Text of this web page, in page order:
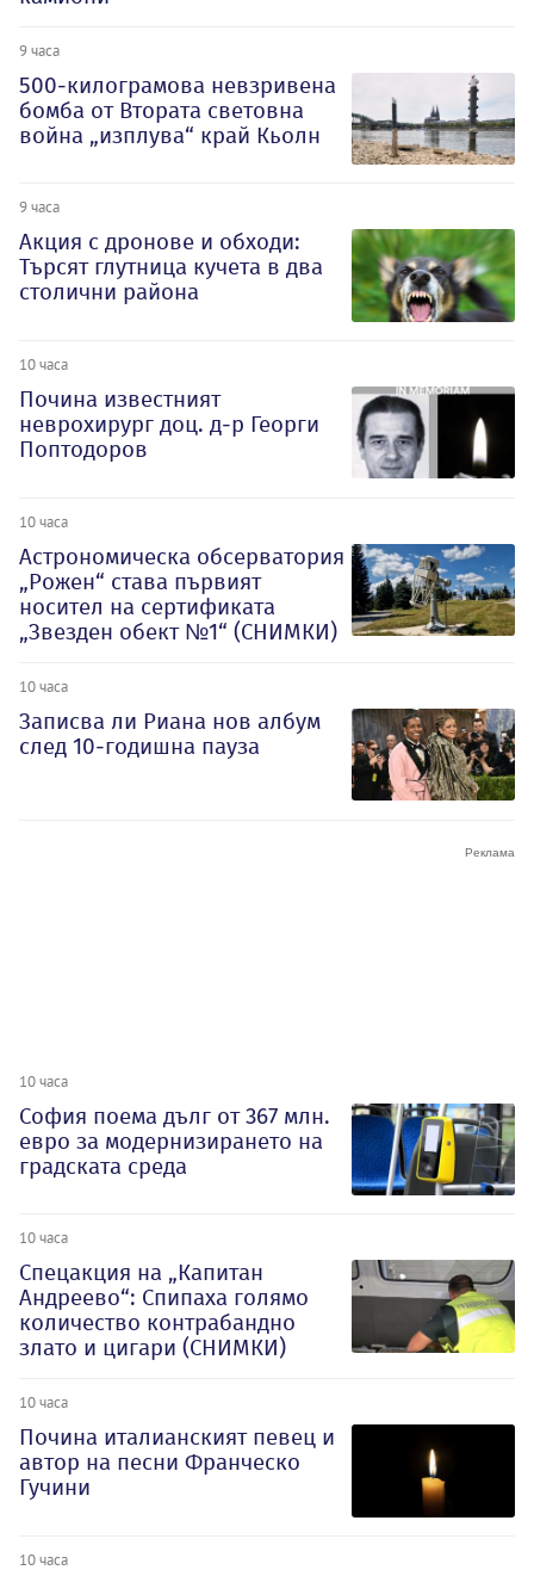
9 часа
500-килограмова невзривена
бомба от Втората световна
война „изплува“ край Кьолн
9 часа
Акция с дронове и обходи:
Търсят глутница кучета в два
столични района
10 часа
Почина известният
неврохирург доц. д-р Георги
Поптодоров
10 часа
Астрономическа обсерватория
„Рожен“ става първият
носител на сертификата
„Звезден обект №1“ (СНИМКИ)
10 часа
Записва ли Риана нов албум
след 10-годишна пауза
10 часа
София поема дълг от 367 млн.
евро за модернизирането на
градската среда
10 часа
Спецакция на „Капитан
Андреево“: Спипаха голямо
количество контрабандно
злато и цигари (СНИМКИ)
10 часа
Почина италианският певец и
автор на песни Франческо
Гучини
10 часа